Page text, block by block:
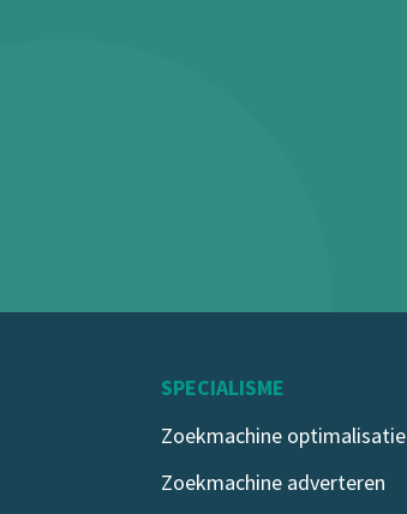
SPECIALISME
Zoekmachine optimalisatie
Zoekmachine adverteren